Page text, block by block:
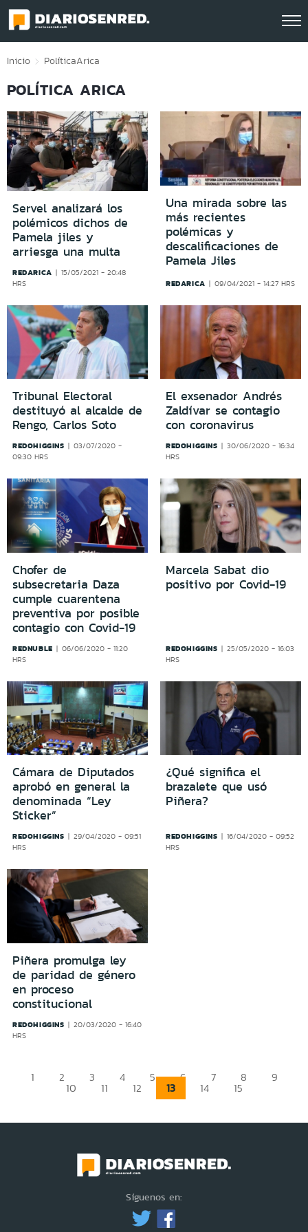
Click acá para ir directamente al contenido
Inicio PolíticaArica
POLÍTICA ARICA
Servel analizará los
polémicos dichos de
Pamela jiles y
arriesga una multa
REDARICA
15/05/2021 - 20:48
HRS
Una mirada sobre las
más recientes
polémicas y
descalificaciones de
Pamela Jiles
REDARICA 09/04/2021 - 14:27 HRS
Tribunal Electoral
destituyó al alcalde de
Rengo, Carlos Soto
REDOHIGGINS
03/07/2020 -
09:30 HRS
El exsenador Andrés
Zaldívar se contagio
con coronavirus
REDOHIGGINS
30/06/2020 - 16:34
HRS
Chofer de
subsecretaria Daza
cumple cuarentena
preventiva por posible
contagio con Covid-19
REDNUBLE
06/06/2020 - 11:20
HRS
Marcela Sabat dio
positivo por Covid-19
REDOHIGGINS
25/05/2020 - 16:03
HRS
Cámara de Diputados
aprobó en general la
denominada “Ley
Sticker”
REDOHIGGINS
29/04/2020 - 09:51
HRS
¿Qué significa el
brazalete que usó
Piñera?
REDOHIGGINS
16/04/2020 - 09:52
HRS
Piñera promulga ley
de paridad de género
en proceso
constitucional
REDOHIGGINS
20/03/2020 - 16:40
HRS
1 2 3 4 5 6 7 8 9
10 11 12 13 14 15
Síguenos en: